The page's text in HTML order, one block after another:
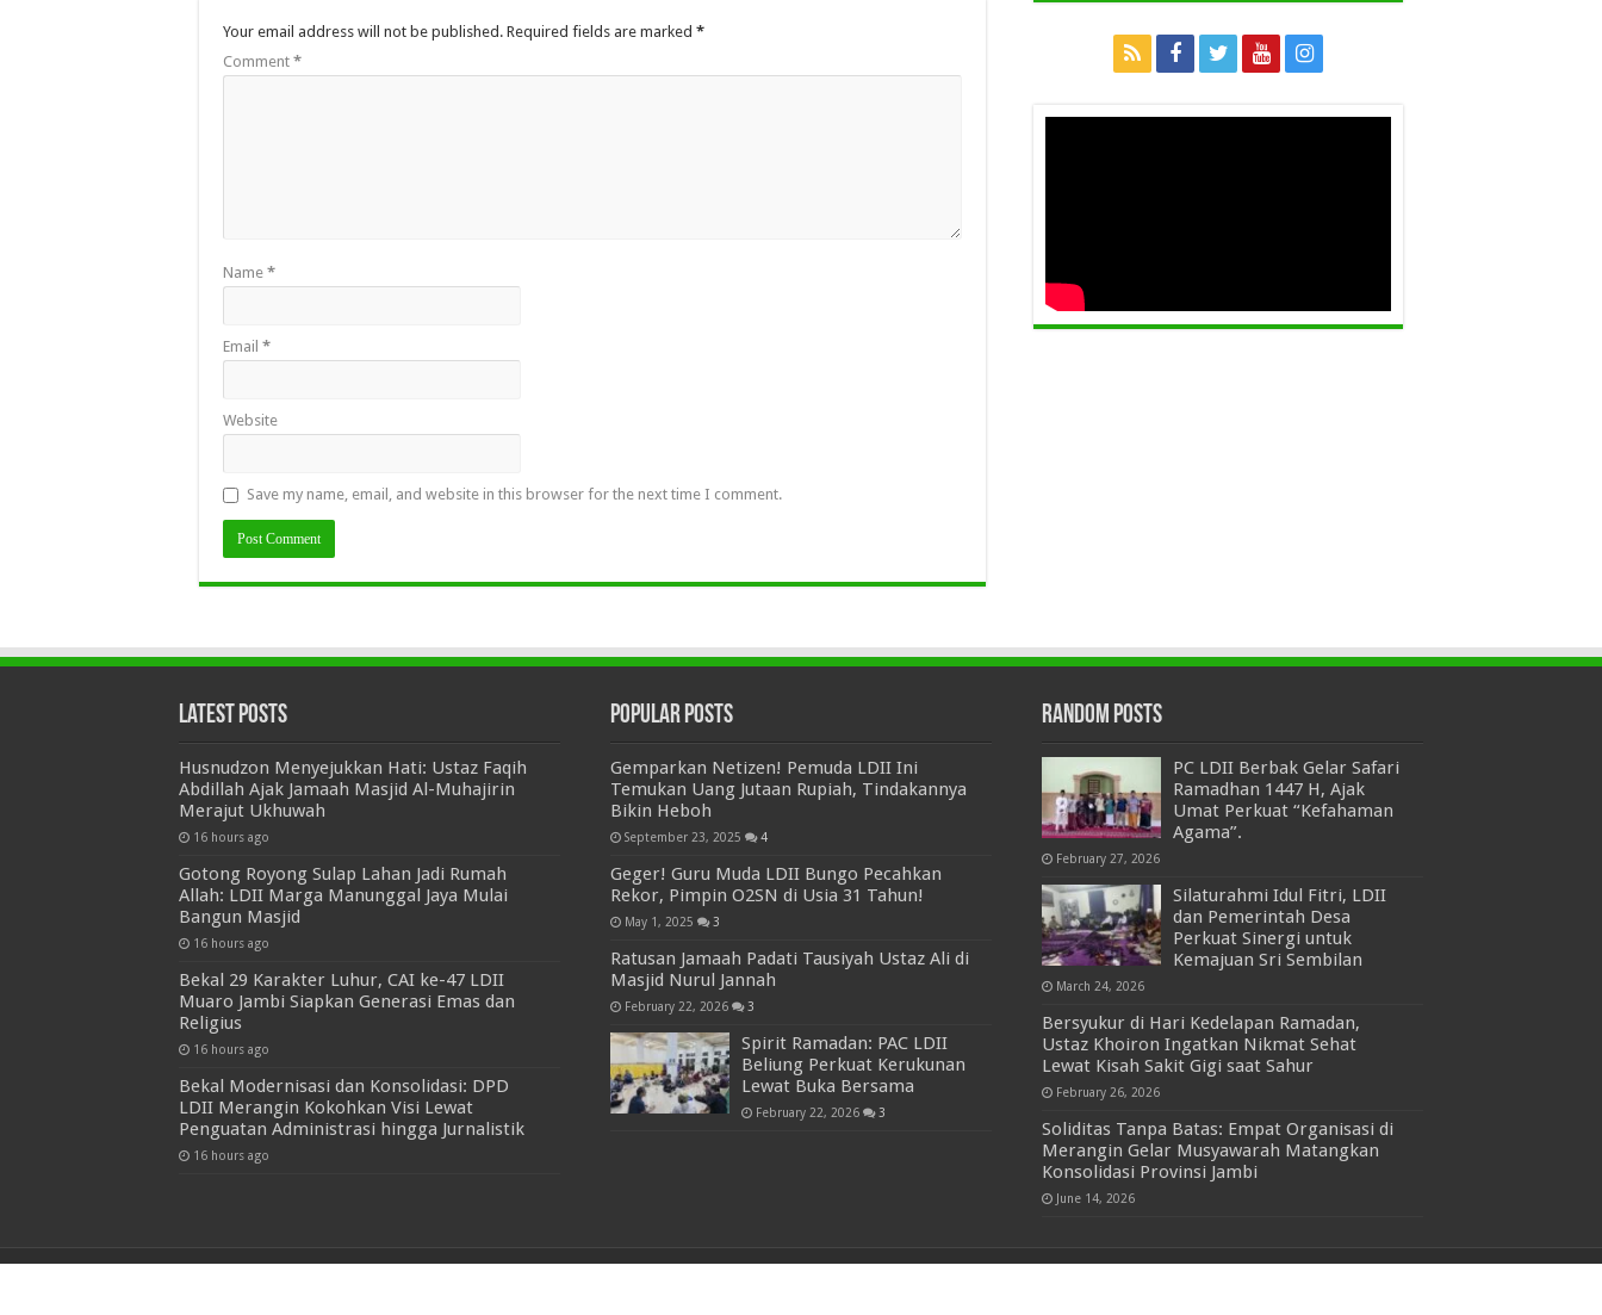
Your email address will not be published. Required fields are marked *
Comment *
Name *
Email *
Website
Save my name, email, and website in this browser for the next time I comment.
Latest Posts
Husnudzon Menyejukkan Hati: Ustaz Faqih
Abdillah Ajak Jamaah Masjid Al-Muhajirin
Merajut Ukhuwah
16 hours ago
Gotong Royong Sulap Lahan Jadi Rumah
Allah: LDII Marga Manunggal Jaya Mulai
Bangun Masjid
16 hours ago
Bekal 29 Karakter Luhur, CAI ke-47 LDII
Muaro Jambi Siapkan Generasi Emas dan
Religius
16 hours ago
Bekal Modernisasi dan Konsolidasi: DPD
LDII Merangin Kokohkan Visi Lewat
Penguatan Administrasi hingga Jurnalistik
16 hours ago
Popular Posts
Gemparkan Netizen! Pemuda LDII Ini
Temukan Uang Jutaan Rupiah, Tindakannya
Bikin Heboh
September 23, 2025 4
Geger! Guru Muda LDII Bungo Pecahkan
Rekor, Pimpin O2SN di Usia 31 Tahun!
May 1, 2025 3
Ratusan Jamaah Padati Tausiyah Ustaz Ali di
Masjid Nurul Jannah
February 22, 2026 3
Spirit Ramadan: PAC LDII
Beliung Perkuat Kerukunan
Lewat Buka Bersama
February 22, 2026 3
Random Posts
PC LDII Berbak Gelar Safari
Ramadhan 1447 H, Ajak
Umat Perkuat “Kefahaman
Agama”.
February 27, 2026
Silaturahmi Idul Fitri, LDII
dan Pemerintah Desa
Perkuat Sinergi untuk
Kemajuan Sri Sembilan
March 24, 2026
Bersyukur di Hari Kedelapan Ramadan,
Ustaz Khoiron Ingatkan Nikmat Sehat
Lewat Kisah Sakit Gigi saat Sahur
February 26, 2026
Soliditas Tanpa Batas: Empat Organisasi di
Merangin Gelar Musyawarah Matangkan
Konsolidasi Provinsi Jambi
June 14, 2026